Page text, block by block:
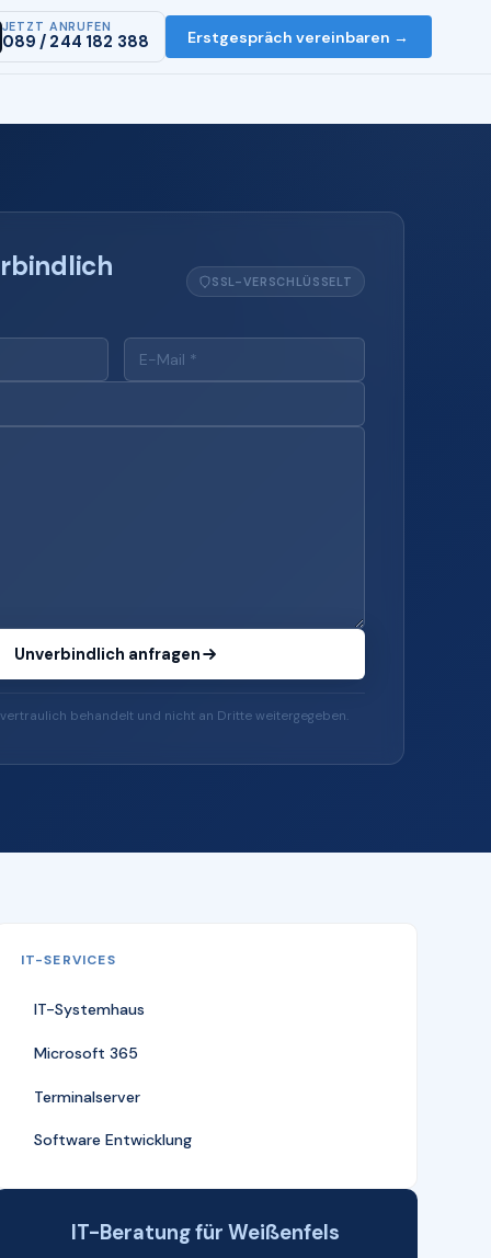
JETZT ANRUFEN
089 / 244 182 388 Erstgespräch vereinbaren →
SSL-VERSCHLÜSSELT
Unverbindlich anfragen
behandelt und nicht an Dritte weitergegeben.
IT-SERVICES
IT-Systemhaus
Microsoft 365
Terminalserver
Software Entwicklung
IT-Beratung für Weißenfels